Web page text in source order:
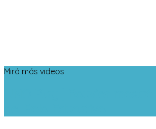
Mirá más videos